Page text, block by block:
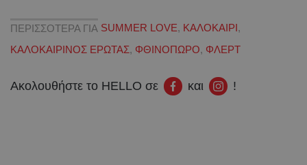
ΠΕΡΙΣΣΟΤΕΡΑ ΓΙΑ SUMMER LOVE, ΚΑΛΟΚΑΙΡΙ ,
ΚΑΛΟΚΑΙΡΙΝΟΣ ΕΡΩΤΑΣ, ΦΘΙΝΟΠΩΡΟ, ΦΛΕΡΤ
Ακολουθήστε το HELLO σε και !